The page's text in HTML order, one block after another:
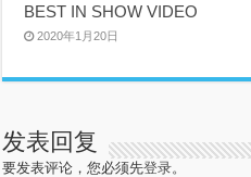
BEST IN SHOW VIDEO
2020年1月20日
发表回复
要发表评论，您必须先登录。